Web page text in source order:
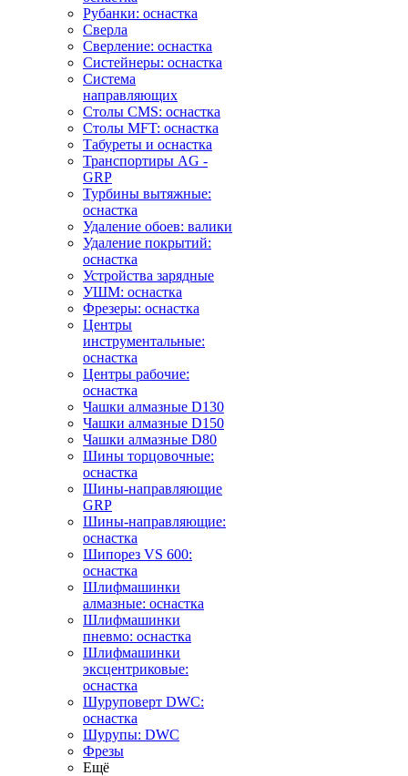
Рубанки: оснастка
Сверла
Сверление: оснастка
Систейнеры: оснастка
Система
направляющих
Столы CMS: оснастка
Столы MFT: оснастка
Табуреты и оснастка
Транспортиры AG -
GRP
Турбины вытяжные:
оснастка
Удаление обоев: валики
Удаление покрытий:
оснастка
Устройства зарядные
УШМ: оснастка
Фрезеры: оснастка
Центры
инструментальные:
оснастка
Центры рабочие:
оснастка
Чашки алмазные D130
Чашки алмазные D150
Чашки алмазные D80
Шины торцовочные:
оснастка
Шины-направляющие
GRP
Шины-направляющие:
оснастка
Шипорез VS 600:
оснастка
Шлифмашинки
алмазные: оснастка
Шлифмашинки
пневмо: оснастка
Шлифмашинки
эксцентриковые:
оснастка
Шуруповерт DWC:
оснастка
Шурупы: DWC
Фрезы
Ещё